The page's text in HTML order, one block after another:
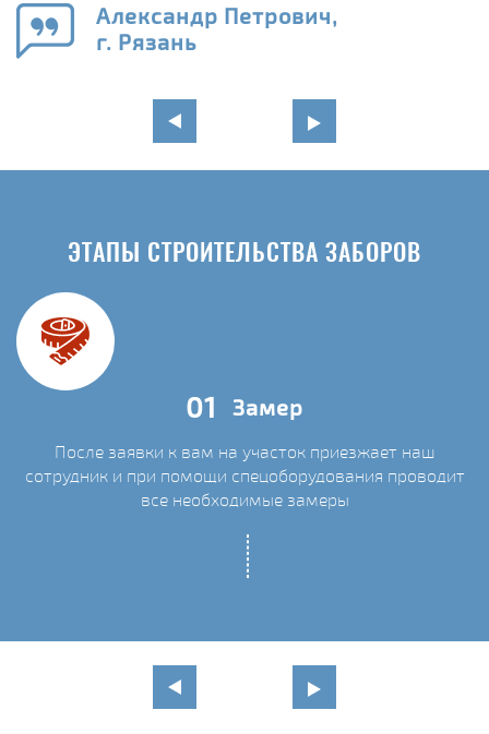
Александр Петрович,
г. Рязань
ЭТАПЫ СТРОИТЕЛЬСТВА ЗАБОРОВ
01 Замер
После заявки к вам на участок приезжает наш
сотрудник и при помощи спецоборудования проводит
все необходимые замеры